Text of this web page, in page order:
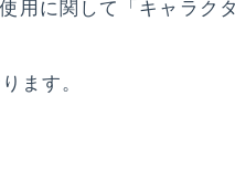
用に関して「キャラク
ます。